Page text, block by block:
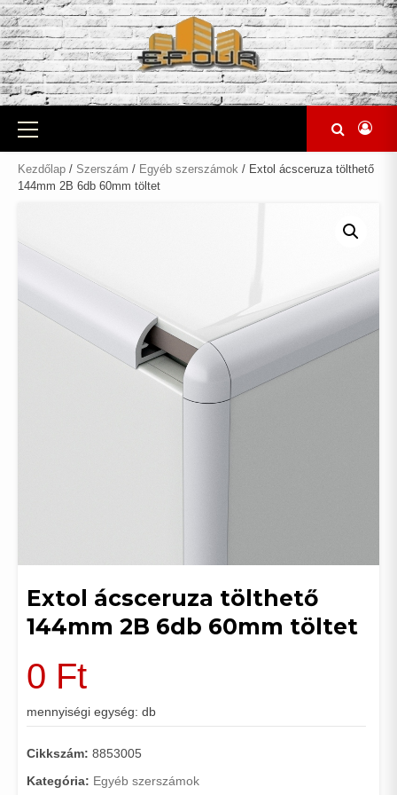
Skip
to
content
Primary
Menu
Kezdőlap / Szerszám / Egyéb szerszámok / Extol ácsceruza tölthető
144mm 2B 6db 60mm töltet
Extol ácsceruza tölthető
144mm 2B 6db 60mm töltet
0 Ft
mennyiségi egység: db
Cikkszám: 8853005
Kategória: Egyéb szerszámok